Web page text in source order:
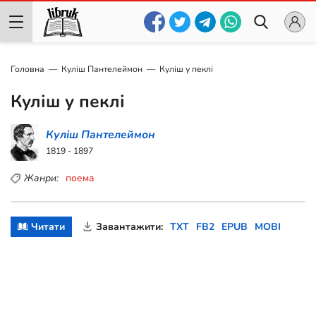
Головна Куліш Пантелеймон Куліш у пеклі
Куліш у пеклі
Куліш Пантелеймон
1819 - 1897
Жанри: поема
Читати Завантажити: TXT FB2 EPUB MOBI